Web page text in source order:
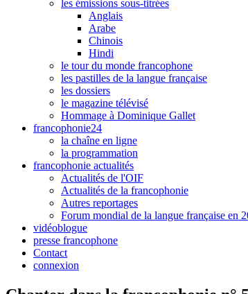
les émissions sous-titrées
Anglais
Arabe
Chinois
Hindi
le tour du monde francophone
les pastilles de la langue française
les dossiers
le magazine télévisé
Hommage à Dominique Gallet
francophonie24
la chaîne en ligne
la programmation
francophonie actualités
Actualités de l'OIF
Actualités de la francophonie
Autres reportages
Forum mondial de la langue française en
vidéoblogue
presse francophone
Contact
connexion